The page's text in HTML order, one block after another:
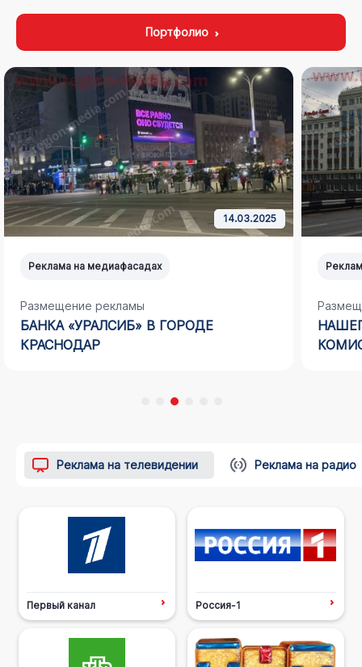
Портфолио
14.03.2025
Реклама на медиафасадах
Размещение рекламы
БАНКА «УРАЛСИБ» В ГОРОДЕ
КРАСНОДАР
Реклама на телевидении Реклама на радио
Первый канал Россия-1